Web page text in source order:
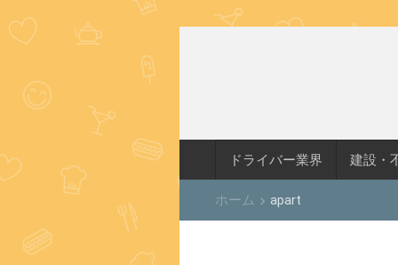
ドライバー業界 建設・
ホーム keyboard_arrow_right apart